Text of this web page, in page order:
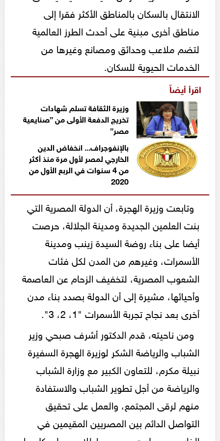
الانتقال بالسكان بالمناطق الأكثر فقرا إلى
مناطق أخرى مبنية على أحدث الطرز العالمية
لتضم ملاعب وحدائق ومصانع وغيرها من
الخدمات الحيوية للسكان.
اقرأ أيضاً
وزيرة الثقافة تسلم شهادات
تخريج الدفعة الأولى من ”صنايعية
مصر”
بالإنفوجراف... انخفاض الدين
الخارجي لمصر لأول مرة منذ أكثر
من 4 سنوات في الربع الأول من
2020
وتابعت وزيرة الهجرة، أن الدولة المصرية التي
بنت العلمين الجديدة ومدينة الجلالة، حرصت
أيضا على بناء روضة السيدة زينب ومدينة
الأسمرات، وغيرهم من المدن لكل فئات
الشعوب المصرية، لتخفيف الزحام عن العاصمة
وأحيائها، مشيرة إلى أن الدولة بصدد بناء مدن
أخرى بعد نجاح تجربة الأسمرات "1، 2، 3".
ومن ناحيته، قدم الدكتور أشرف صبحي وزير
الشباب والرياضة الشكر لوزيرة الهجرة السفيرة
نبيلة مكرم، للتعاون الكبير مع وزارة الشباب
والرياضة من أجل تطوير الشباب والاستفادة
منهم لرقى المجتمع، والعمل على تحقيق
التواصل الدائم بين المصريين المقيمين في